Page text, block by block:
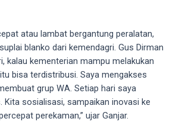
atau lambat bergantung peralatan,
blanko dari kemendagri. Gus Dirman
kalau kementerian mampu melakukan
bisa terdistribusi. Saya mengakses
grup WA. Setiap hari saya
Kita sosialisasi, sampaikan inovasi ke
perekaman,” ujar Ganjar.